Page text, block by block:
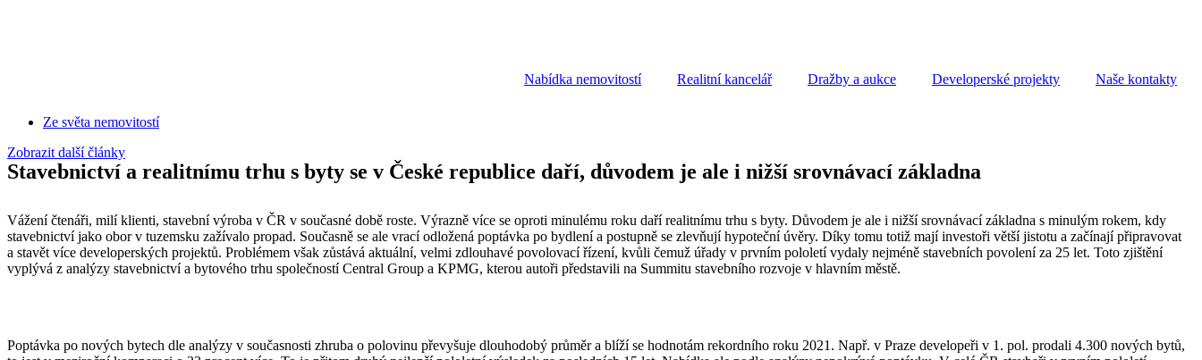
Nabídka nemovitostí Realitní kancelář Dražby a aukce Developerské projekty Naše kontakty
Ze světa nemovitostí
Zobrazit další články
Stavebnictví a realitnímu trhu s byty se v České republice daří, důvodem je ale i nižší srovnávací základna
Vážení čtenáři, milí klienti, stavební výroba v ČR v současné době roste. Výrazně více se oproti minulému roku daří realitnímu trhu s byty. Důvodem je ale i nižší srovnávací základna s minulým rokem, kdy
stavebnictví jako obor v tuzemsku zažívalo propad. Současně se ale vrací odložená poptávka po bydlení a postupně se zlevňují hypoteční úvěry. Díky tomu totiž mají investoři větší jistotu a začínají připravovat
a stavět více developerských projektů. Problémem však zůstává aktuální, velmi zdlouhavé povolovací řízení, kvůli čemuž úřady v prvním pololetí vydaly nejméně stavebních povolení za 25 let. Toto zjištění
vyplývá z analýzy stavebnictví a bytového trhu společností Central Group a KPMG, kterou autoři představili na Summitu stavebního rozvoje v hlavním městě.
Poptávka po nových bytech dle analýzy v současnosti zhruba o polovinu převyšuje dlouhodobý průměr a blíží se hodnotám rekordního roku 2021. Např. v Praze developeři v 1. pol. prodali 4.300 nových bytů,